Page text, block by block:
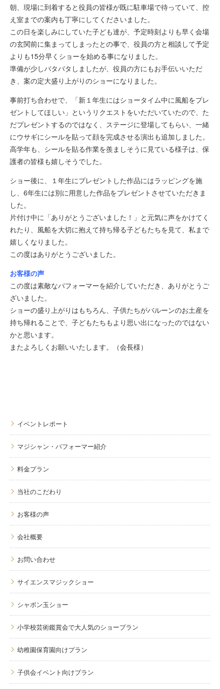
朝、現場に到着すると役員の皆様が既に駐車場で待っていて、控
え室までの案内も丁寧にしてくださいました。
この日を楽しみにしていた子ども達が、予定時刻よりも早く会場
の玄関前に集まってしまったとの事で、役員の方と相談して予定
よりも15分早くショーを始める事になりました。
準備が少しバタバタしましたが、役員の方にもお手伝いいただ
き、案の定大盛り上がりのショーになりました。
事前打ち合わせで、「新１年生にはショータイム中に風船をプレ
ゼントしてほしい」というリクエストをいただいていたので、た
だプレゼントするのではなく、ステージに登場してもらい、一緒
にウサギにシールを貼って顔を完成させる演出も追加しました。
高学年も、シールを貼る作業を羨ましそうに見ている様子は、保
護者の皆様も嬉しそうでした。
ショー後に、１年生にプレゼントした作品にはラッピングを施
し、6年生には別に用意した作品をプレゼントさせていただきま
した。
片付け中に「ありがとうございました！」と元気に声をかけてく
れたり、風船を大切に抱えて持ち帰る子どもたちを見て、私まで
嬉しくなりました。
この度はありがとうございました。
お客様の声
この度は素敵なパフォーマーを紹介していただき、ありがとうご
ざいました。
ショーの盛り上がりはもちろん、子供たちがバルーンのお土産を
持ち帰れることで、子どもたちもより思い出になったのではない
かと思います。
またよろしくお願いいたします。（会長様）
イベントレポート
マジシャン・パフォーマー紹介
料金プラン
当社のこだわり
お客様の声
会社概要
お問い合わせ
サイエンスマジックショー
シャボン玉ショー
小学校芸術鑑賞会で大人気のショープラン
幼稚園保育園向けプラン
子供会イベント向けプラン